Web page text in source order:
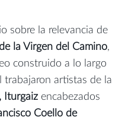
sobre la relevancia de
la Virgen del Camino,
construido a lo largo
trabajaron artistas de la
Iturgaiz encabezados
Coello de